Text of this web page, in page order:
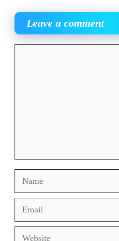
Leave a comment
Name
Email
Website